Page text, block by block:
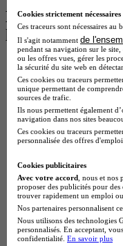
Les intitulés de
les plus
BTS Esf en
BTS Dietetique en
BTS Mco en
BTS Pi en alternance
BTS Sp3s en
Master CCA en
BTS Ndrc en
Cap Fleuriste en
BTS Sio en
MSc Marketing
BTS Gpme en
Cap Electricien en
BTS Gpn en
BTS Domotique en
Cookies strictement nécessaires
Ces traceurs sont nécessaires
Il s'agit notamment de
pendant sa navigation sur le
ou les offres vues, gérer les
la sécurité du site web en
Ces cookies ou traceurs
unique permettant de
sources de trafic.
Ils nous permettent également
navigation dans nos sites
Ces cookies ou traceurs
personnalisée des offres
Cookies publicitaires
Avec votre accord , nous et
proposer des publicités pour
trouver rapidement un emploi
Nos partenaires personnalisent
Nous utilisons des technologies
personnalisés. En acceptant,
confidentialité. En savoir plus